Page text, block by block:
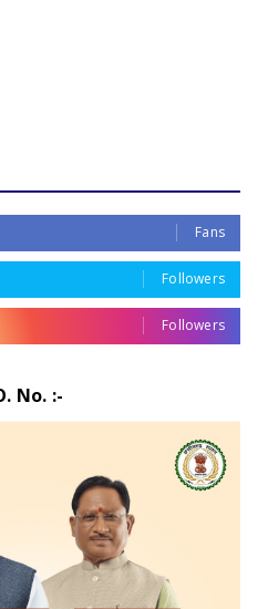
Fans
Followers
Followers
No. :-